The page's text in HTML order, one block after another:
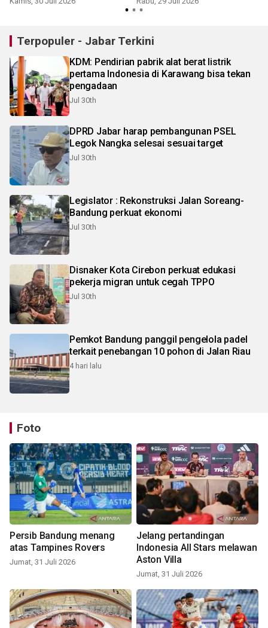
Terpopuler - Jabar Terkini
KDM: Pendirian pabrik alat berat listrik
pertama Indonesia di Karawang bisa tekan
pengadaan
Jul 30th
DPRD Jabar harap pembangunan PSEL
Legok Nangka selesai sesuai target
Jul 30th
Legislator : Rekonstruksi Jalan Soreang-
Bandung perkuat ekonomi
Jul 30th
Disnaker Kota Cirebon perkuat edukasi
pekerja migran untuk cegah TPPO
Jul 30th
Pemkot Bandung panggil pengelola padel
terkait penebangan 10 pohon di Jalan Riau
4 hari lalu
Foto
Persib Bandung menang
atas Tampines Rovers
Jumat, 31 Juli 2026
Jelang pertandingan
Indonesia All Stars melawan
Aston Villa
Jumat, 31 Juli 2026